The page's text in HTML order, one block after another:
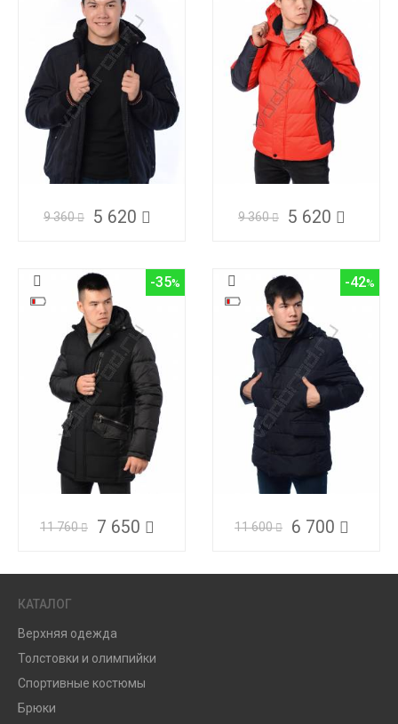
9 360 5 620 9 360 5 620
-35
11 760 7 650
-42
11 600 6 700
КАТАЛОГ
Верхняя одежда
Толстовки и олимпийки
Спортивные костюмы
Брюки